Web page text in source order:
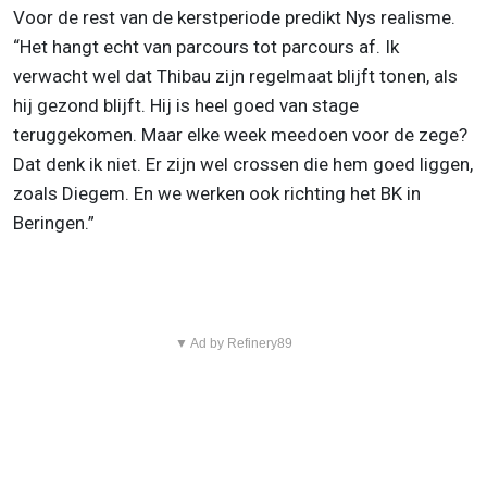
Voor de rest van de kerstperiode predikt Nys realisme.
“Het hangt echt van parcours tot parcours af. Ik
verwacht wel dat Thibau zijn regelmaat blijft tonen, als
hij gezond blijft. Hij is heel goed van stage
teruggekomen. Maar elke week meedoen voor de zege?
Dat denk ik niet. Er zijn wel crossen die hem goed liggen,
zoals Diegem. En we werken ook richting het BK in
Beringen.”
▼ Ad by Refinery89